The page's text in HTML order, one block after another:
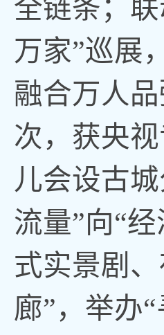
全链条；
万家”巡展
融合万人
次，获央
儿会设古
流量”向“
式实景剧
廊”，举办